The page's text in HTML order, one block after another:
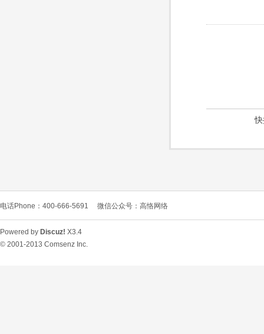
电话Phone：400-666-5691 微信公众号：高恪网络
Powered by Discuz! X3.4
© 2001-2013 Comsenz Inc.